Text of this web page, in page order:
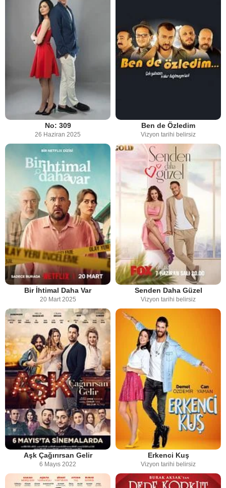
No: 309
26 Haziran 2025
Ben de Özledim
Vizyon tarihi belirsiz
Bir İhtimal Daha Var
20 Mart 2025
Senden Daha Güzel
Vizyon tarihi belirsiz
Aşk Çağırırsan Gelir
6 Mayıs 2022
Erkenci Kuş
Vizyon tarihi belirsiz